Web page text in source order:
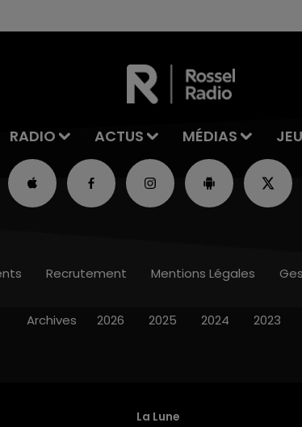
RADIO ACTUS MÉDIAS
La Lune
Recrutement Mentions Légales
Archives 2026 2025 2024 2023